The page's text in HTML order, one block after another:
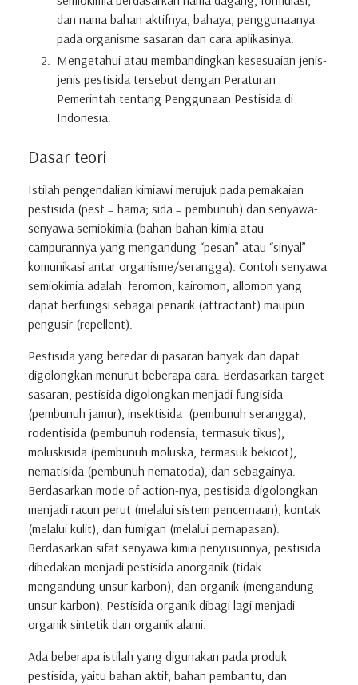
dan nama bahan aktifnya, bahaya, penggunaanya
pada organisme sasaran dan cara aplikasinya.
Mengetahui atau membandingkan kesesuaian jenis-
jenis pestisida tersebut dengan Peraturan
Pemerintah tentang Penggunaan Pestisida di
Indonesia.
Dasar teori
Istilah pengendalian kimiawi merujuk pada pemakaian
pestisida (pest = hama; sida = pembunuh) dan senyawa-
senyawa semiokimia (bahan-bahan kimia atau
campurannya yang mengandung “pesan” atau “sinyal”
komunikasi antar organisme/serangga). Contoh senyawa
semiokimia adalah feromon, kairomon, allomon yang
dapat berfungsi sebagai penarik (attractant) maupun
pengusir (repellent).
Pestisida yang beredar di pasaran banyak dan dapat
digolongkan menurut beberapa cara. Berdasarkan target
sasaran, pestisida digolongkan menjadi fungisida
(pembunuh jamur), insektisida (pembunuh serangga),
rodentisida (pembunuh rodensia, termasuk tikus),
moluskisida (pembunuh moluska, termasuk bekicot),
nematisida (pembunuh nematoda), dan sebagainya.
Berdasarkan mode of action-nya, pestisida digolongkan
menjadi racun perut (melalui sistem pencernaan), kontak
(melalui kulit), dan fumigan (melalui pernapasan).
Berdasarkan sifat senyawa kimia penyusunnya, pestisida
dibedakan menjadi pestisida anorganik (tidak
mengandung unsur karbon), dan organik (mengandung
unsur karbon). Pestisida organik dibagi lagi menjadi
organik sintetik dan organik alami.
Ada beberapa istilah yang digunakan pada produk
pestisida, yaitu bahan aktif, bahan pembantu, dan